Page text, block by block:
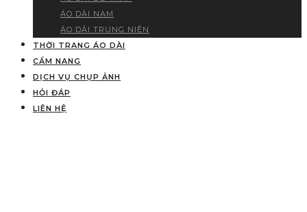
ÁO DÀI NAM
ÁO DÀI TRUNG NIÊN
THỜI TRANG ÁO DÀI
CẨM NANG
DỊCH VỤ CHỤP ẢNH
HỎI ĐÁP
LIÊN HỆ